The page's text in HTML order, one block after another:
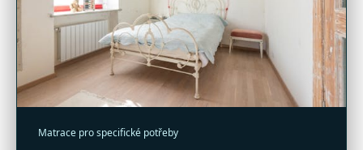
Matrace pro specifické potřeby